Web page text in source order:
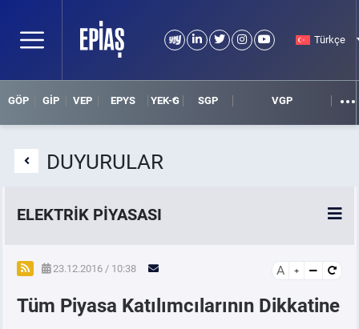
Türkçe
GÖP GİP VEP EPYS YEK-G SGP VGP
DUYURULAR
ELEKTRİK PİYASASI
SPOT ELEKTRİK PİYASALARI
ÖRNEK FİNANS BELGELERİ
23.12.2016 / 10:38 A
Tüm Piyasa Katılımcılarının Dikkatine